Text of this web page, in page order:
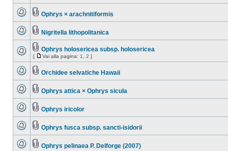
Ophrys × arachnitiformis
Nigritella lithopolitanica
Ophrys holosericea subsp. holosericea
[ Vai alla pagina: 1 2 ]
Orchidee selvatiche Hawaii
Ophrys attica × Ophrys sicula
Ophrys iricolor
Ophrys fusca subsp. sancti-isidorii
Ophrys pelinaea P. Delforge (2007)